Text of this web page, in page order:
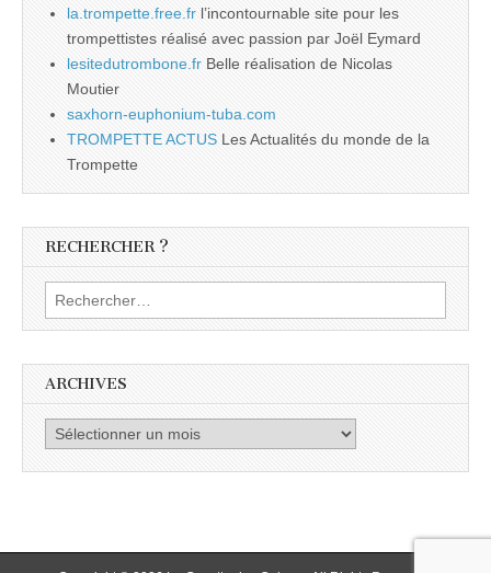
la.trompette.free.fr l’incontournable site pour les
trompettistes réalisé avec passion par Joël Eymard
lesitedutrombone.fr Belle réalisation de Nicolas
Moutier
saxhorn-euphonium-tuba.com
TROMPETTE ACTUS Les Actualités du monde de la
Trompette
RECHERCHER ?
Rechercher :
ARCHIVES
Archives